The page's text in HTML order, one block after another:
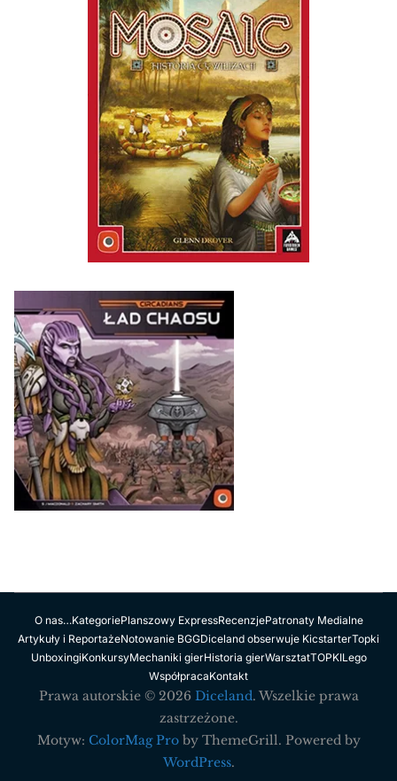
O nas…KategoriePlanszowy ExpressRecenzjePatronaty Medialne
Artykuły i ReportażeNotowanie BGGDiceland obserwuje KicstarterTopki
UnboxingiKonkursyMechaniki gierHistoria gierWarsztatTOPKILego
WspółpracaKontakt
Prawa autorskie © 2026 Diceland. Wszelkie prawa
zastrzeżone.
Motyw: ColorMag Proby ThemeGrill. Powered by
WordPress.